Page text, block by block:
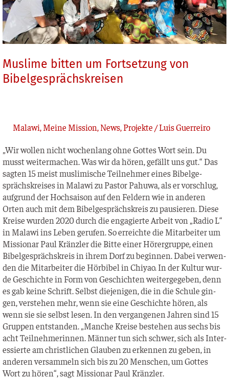
Muslime bitten um Fortsetzung von
Bibelgesprächskreisen
Malawi,Meine Mission,News,Projekte /Luis Guerreiro
„Wir wol­len nicht wochen­lang ohne Got­tes Wort sein. Du
musst wei­ter­ma­chen. Was wir da hören, gefällt uns gut.“ Das
sag­ten 15 meist mus­li­mi­sche Teil­neh­mer eines Bibel­ge­
sprächs­krei­ses in Mala­wi zu Pas­tor Pahu­wa, als er vor­schlug,
auf­grund der Hoch­sai­son auf den Fel­dern wie in ande­ren
Orten auch mit dem Bibel­ge­sprächs­kreis zu pau­sie­ren. Die­se
Krei­se wur­den 2020 durch die enga­gier­te Arbeit von „Radio L“
in Mala­wi ins Leben geru­fen. So erreich­te die Mit­ar­bei­ter um
Mis­sio­nar Paul Kränz­ler die Bit­te einer Hörer­grup­pe, einen
Bibel­ge­sprächs­kreis in ihrem Dorf zu begin­nen. Dabei ver­wen­
den die Mit­ar­bei­ter die Hör­bi­bel in Chi­yao. In der Kul­tur wur­
de Geschich­te in Form von Geschich­ten wei­ter­ge­ge­ben, denn
es gab kei­ne Schrift. Selbst die­je­ni­gen, die in die Schu­le gin­
gen, ver­ste­hen mehr, wenn sie eine Geschich­te hören, als
wenn sie sie selbst lesen. In den ver­gan­ge­nen Jah­ren sind 15
Grup­pen ent­stan­den. „Man­che Krei­se bestehen aus sechs bis
acht Teil­neh­me­rin­nen. Män­ner tun sich schwer, sich als Inter­
es­sier­te am christ­li­chen Glau­ben zu erken­nen zu geben, in
ande­ren ver­sam­meln sich bis zu 20 Men­schen, um Got­tes
Wort zu hören“, sagt Mis­sio­nar Paul Kränzler.